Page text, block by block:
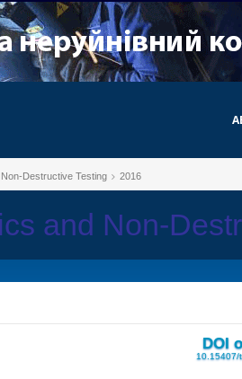
Destructive Testing 2016
and Non-
DOI
10.15407/